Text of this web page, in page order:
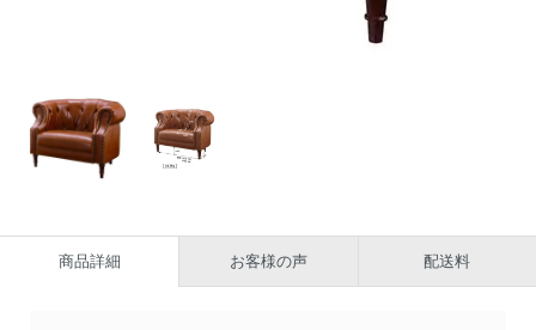
商品詳細 お客様の声 配送料